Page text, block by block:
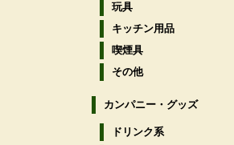
玩具
キッチン用品
喫煙具
その他
カンパニー・グッズ
ドリンク系